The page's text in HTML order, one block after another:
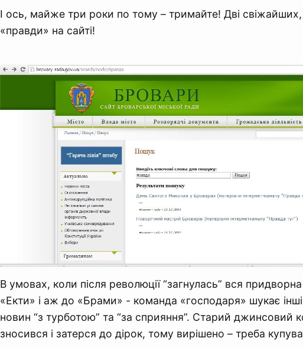
І ось, майже три роки по тому – тримайте! Дві
«правди» на сайті!
В умовах, коли після революції “загнулась” вся придворна
«Екти» і аж до «Брами» - команда «господаря» шукає
новин “з турботою” та “за сприяння”. Старий джинсовий
зносився і затерся до дірок, тому вирішено – треба